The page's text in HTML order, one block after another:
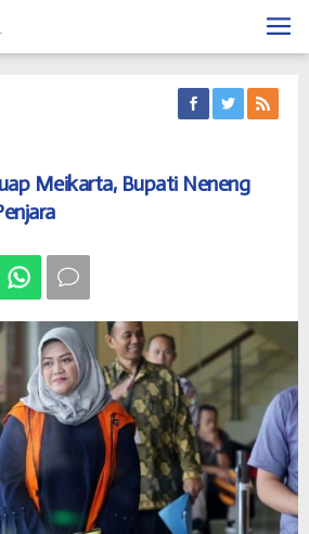
Meikarta, Bupati Neneng